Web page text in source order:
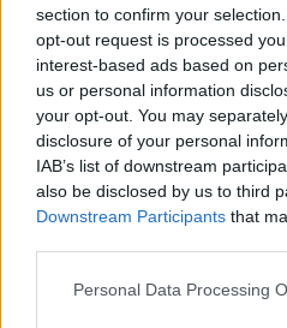
section to confirm your
opt-out request is processed
interest-based ads based on
us or personal information
your opt-out. You may
disclosure of your personal
IAB’s list of downstream
also be disclosed by us to third
Downstream Participants that
Personal Data Processing
Εγγραφή